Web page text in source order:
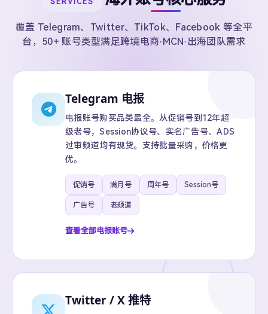
SERVICES
覆盖 Telegram、Twitter、TikTok、Facebook 等全平
台，50+ 账号类型满足跨境电商·MCN·出海团队需求
Telegram 电报
电报账号购买品类最全。从促销号到12年超
级老号，Session协议号、实名广告号、ADS
过审频道均有现货。支持批量采购，价格更
优。
促销号 满月号 周年号 Session号
广告号 老频道
查看全部电报账号
Twitter / X 推特